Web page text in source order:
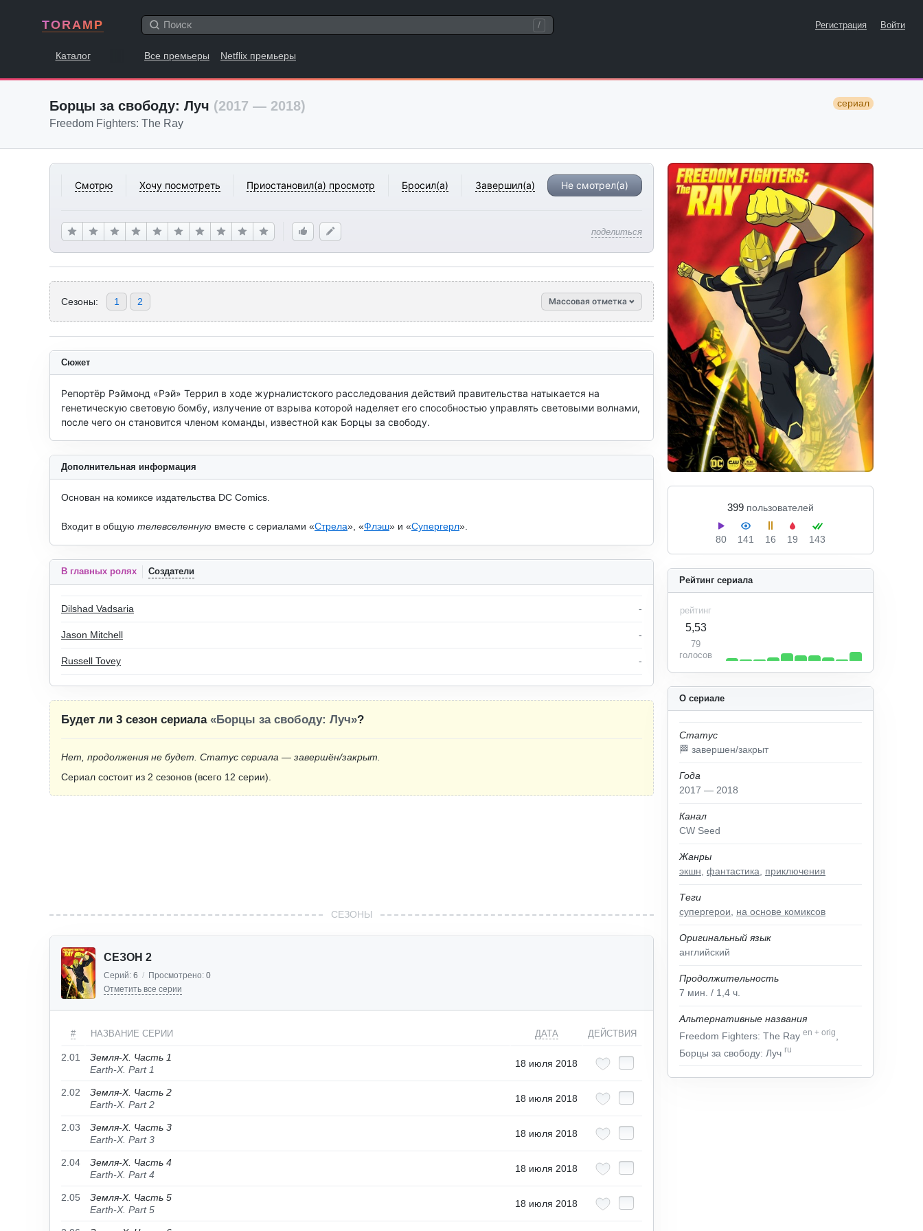
TORAMP / Регистрация Войти
Каталог Все премьеры Netflix премьеры
Борцы за свободу: Луч (2017 — 2018) сериал
Freedom Fighters: The Ray
Смотрю Хочу посмотреть Приостановил(а) просмотр Бросил(а) Завершил(а) Не смотрел(а)
поделиться
399 пользователей
80 141 16 19 143
Сезоны: 1 2 Массовая отметка
О сериале
Статус
🏁 завершен/закрыт
Года
2017 — 2018
Канал
CW Seed
Жанры
экшн фантастика приключения
Теги
супергерои
на основе комиксов
Оригинальный язык
английский
Продолжительность
7 мин. / 1,4 ч.
Альтернативные названия
Freedom Fighters: The Ray en + orig
Борцы за свободу: Луч ru
Рейтинг сериала
рейтинг
5,53
79
голосов
Сюжет
Репортёр Рэймонд «Рэй» Террил в ходе журналистского расследования действий правительства натыкается на
генетическую световую бомбу, излучение от взрыва которой наделяет его способностью управлять световыми волнами,
после чего он становится членом команды, известной как Борцы за свободу.
Дополнительная информация
Основан на комиксе издательства DC Comics.
Входит в общую телевселенную вместе с сериалами «Стрела», «Флэш» и «Супергерл».
В главных ролях Создатели
Dilshad Vadsaria -
Jason Mitchell -
Russell Tovey -
Будет ли 3 сезон сериала «Борцы за свободу: Луч»?
Нет, продолжения не будет. Статус сериала — завершён/закрыт.
Сериал состоит из 2 сезонов (всего 12 серии).
СЕЗОНЫ
СЕЗОН 2
Серий: 6 / Просмотрено: 0
Отметить все серии
# НАЗВАНИЕ СЕРИИ ДАТА ДЕЙСТВИЯ
2.01
Земля-X. Часть 1
Earth-X. Part 1
18 июля 2018
2.02
Земля-X. Часть 2
Earth-X. Part 2
18 июля 2018
2.03
Земля-X. Часть 3
Earth-X. Part 3
18 июля 2018
2.04
Земля-X. Часть 4
Earth-X. Part 4
18 июля 2018
2.05
Земля-X. Часть 5
Earth-X. Part 5
18 июля 2018